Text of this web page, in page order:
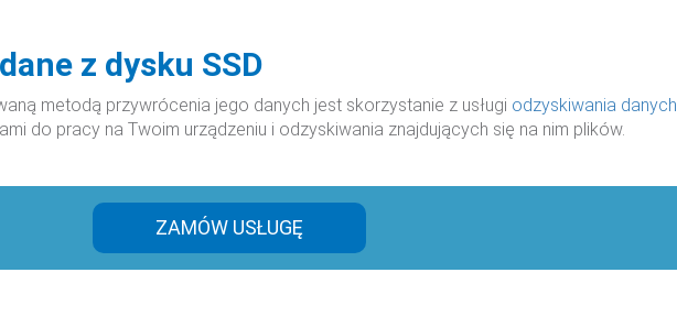
z dysku SSD
metodą przywrócenia jego danych jest skorzystanie z usługi odzyskiwania danych
do pracy na Twoim urządzeniu i odzyskiwania znajdujących się na nim plików.
ZAMÓW USŁUGĘ